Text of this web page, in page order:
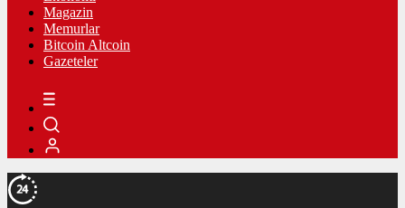
Magazin
Memurlar
Bitcoin Altcoin
Gazeteler